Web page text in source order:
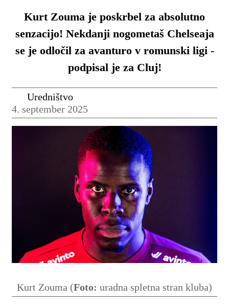
Kurt Zouma je poskrbel za absolutno
senzacijo! Nekdanji nogometaš Chelseaja
se je odločil za avanturo v romunski ligi -
podpisal je za Cluj!
Uredništvo
4. september 2025
Kurt Zouma (Foto: uradna spletna stran kluba)